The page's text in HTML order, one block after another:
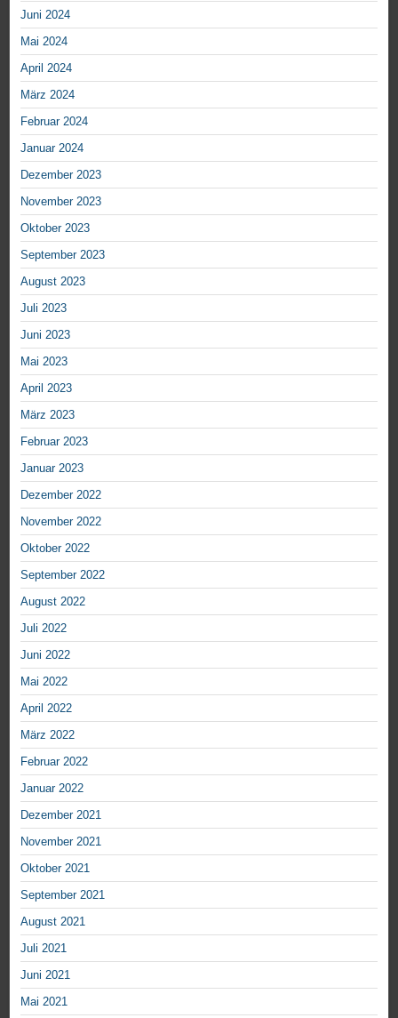
Juni 2024
Mai 2024
April 2024
März 2024
Februar 2024
Januar 2024
Dezember 2023
November 2023
Oktober 2023
September 2023
August 2023
Juli 2023
Juni 2023
Mai 2023
April 2023
März 2023
Februar 2023
Januar 2023
Dezember 2022
November 2022
Oktober 2022
September 2022
August 2022
Juli 2022
Juni 2022
Mai 2022
April 2022
März 2022
Februar 2022
Januar 2022
Dezember 2021
November 2021
Oktober 2021
September 2021
August 2021
Juli 2021
Juni 2021
Mai 2021